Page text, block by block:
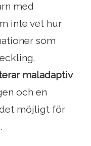
med
inte vet hur
som
maladaptiv
och en
möjligt för